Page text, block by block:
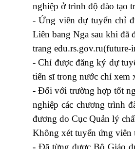
nghiệp ở trình độ đào tạo
- Ứng viên dự tuyển chỉ
Liên bang Nga sau khi đã
trang edu.rs.gov.ru(future-
- Chỉ được đăng ký dự
tiến sĩ trong nước chỉ xem
- Đối với trường hợp tốt
nghiệp các chương trình
đương do Cục Quản lý
Không xét tuyển ứng viên
- Đã từng được Bộ Giáo